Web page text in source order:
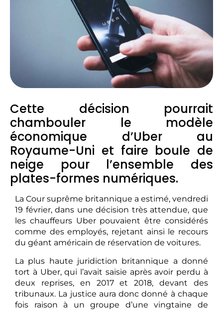
Cette décision pourrait
chambouler le modèle
économique d’Uber au
Royaume-Uni et faire boule de
neige pour l’ensemble des
plates-formes numériques.
La Cour suprême britannique a estimé, vendredi
19 février, dans une décision très attendue, que
les chauffeurs Uber pouvaient être considérés
comme des employés, rejetant ainsi le recours
du géant américain de réservation de voitures.
La plus haute juridiction britannique a donné
tort à Uber, qui l’avait saisie après avoir perdu à
deux reprises, en 2017 et 2018, devant des
tribunaux. La justice aura donc donné à chaque
fois raison à un groupe d’une vingtaine de